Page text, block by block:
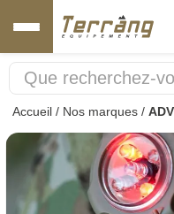
Accueil / Nos marques /